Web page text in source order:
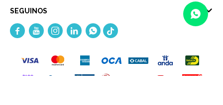
(0/4)
SEGUINOS
    